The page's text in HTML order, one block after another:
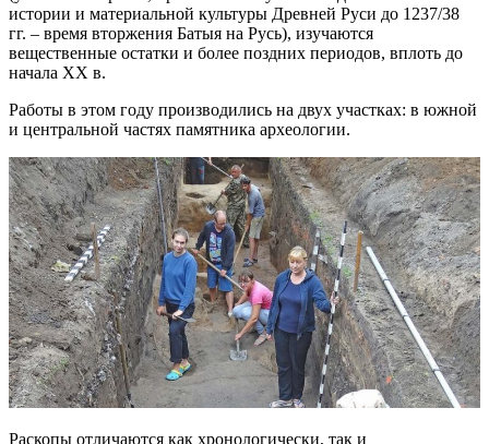
истории и материальной культуры Древней Руси до 1237/38
гг. – время вторжения Батыя на Русь), изучаются
вещественные остатки и более поздних периодов, вплоть до
начала XX в.
Работы в этом году производились на двух участках: в южной
и центральной частях памятника археологии.
Раскопы отличаются как хронологически, так и